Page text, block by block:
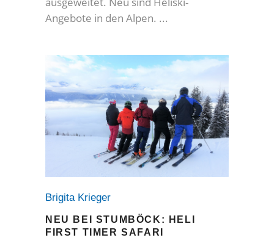
Angebote in den Alpen.
Brigita Krieger
NEU BEI STUMBÖCK: HELI
FIRST TIMER SAFARI